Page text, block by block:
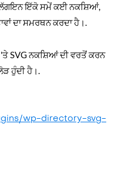
ਇੱਕੋ ਸਮੇਂ ਕਈ ਨਕਸ਼ਿਆਂ,
ਦਾ ਸਮਰਥਨ ਕਰਦਾ ਹੈ।.
SVG ਨਕਸ਼ਿਆਂ ਦੀ ਵਰਤੋਂ ਕਰਨ
ਹੁੰਦੀ ਹੈ।.
wp-directory-svg-